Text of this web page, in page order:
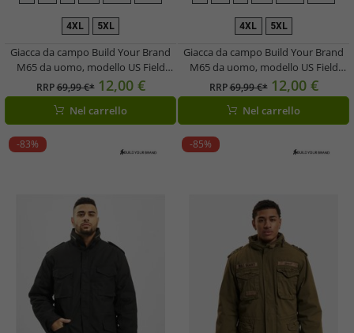
4XL 5XL
Giacca da campo Build Your Brand
M65 da uomo, modello US Field
Jacket, con giacca interna separata,
codice B3108, colore verde oliva
urbano
RRP69,99 €* 12,00 €
Nel carrello
4XL 5XL
Giacca da campo Build Your Brand
M65 da uomo, modello US Field
Jacket, con giacca interna separata,
codice B3108, colore blu navy
urbano
RRP69,99 €* 12,00 €
Nel carrello
-83% -85%